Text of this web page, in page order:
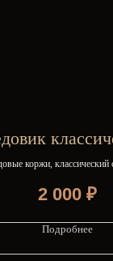
коржи,
2 000 ₽
Подробнее